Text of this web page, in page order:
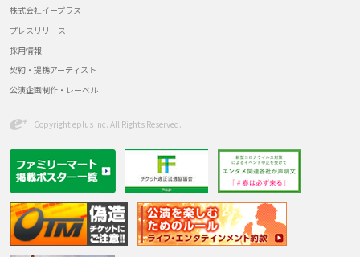
株式会社イープラス
プレスリリース
採用情報
契約・提携アーティスト
公演企画制作・レーベル
Copyright eplus inc. All Rights Reserved.